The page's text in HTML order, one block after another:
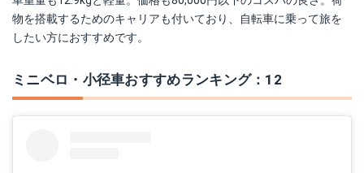
物を搭載するためのキャリアも付いており、自転車に乗って旅を
したい方におすすめです。
ミニベロ・小径車おすすめランキング：12